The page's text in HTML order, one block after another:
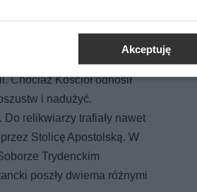
z uszanowaniem
matka cesarza
(czyli tego, na
Chociaż Kościół odnosił
i nadużyć.
Do relikwiarzy trafiały nawet
Stolicę Apostolską. W
Trydenckim
poszły dwiema różnymi
Akceptuję